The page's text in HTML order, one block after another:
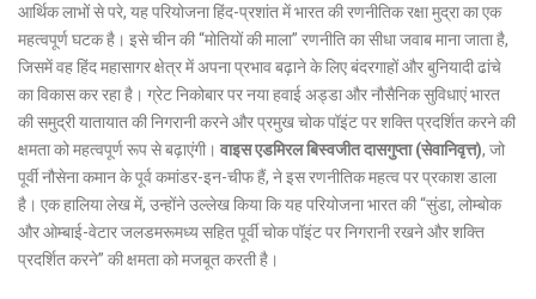
आर्थिक लाभों से परे, यह परियोजना हिंद-प्रशांत में भारत की रणनीतिक रक्षा मुद्रा का एक
महत्वपूर्ण घटक है। इसे चीन की “मोतियों की माला” रणनीति का सीधा जवाब माना जाता है,
जिसमें वह हिंद महासागर क्षेत्र में अपना प्रभाव बढ़ाने के लिए बंदरगाहों और बुनियादी ढांचे
का विकास कर रहा है। ग्रेट निकोबार पर नया हवाई अड्डा और नौसैनिक सुविधाएं भारत
की समुद्री यातायात की निगरानी करने और प्रमुख चोक पॉइंट पर शक्ति प्रदर्शित करने की
क्षमता को महत्वपूर्ण रूप से बढ़ाएंगी। वाइस एडमिरल बिस्वजीत दासगुप्ता (सेवानिवृत्त), जो
पूर्वी नौसेना कमान के पूर्व कमांडर-इन-चीफ हैं, ने इस रणनीतिक महत्व पर प्रकाश डाला
है। एक हालिया लेख में, उन्होंने उल्लेख किया कि यह परियोजना भारत की “सुंडा, लोम्बोक
और ओम्बाई-वेटार जलडमरूमध्य सहित पूर्वी चोक पॉइंट पर निगरानी रखने और शक्ति
प्रदर्शित करने” की क्षमता को मजबूत करती है।